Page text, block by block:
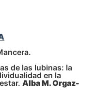
de las lubinas: la
en la
Alba M. Orgaz-